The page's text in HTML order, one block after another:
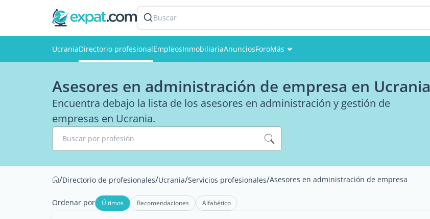
Buscar
UcraniaDirectorio profesionalEmpleosInmobiliariaAnunciosForoMás
Miembros
Asesores en administración de empresa en Ucrania
Encuentra debajo la lista de los asesores en administración y gestión de
empresas en Ucrania.
Buscar por profesión
/Directorio de profesionales/Ucrania/Servicios profesionales/Asesores en administración de empresa
Ordenar por Últimos Recomendaciones Alfabético